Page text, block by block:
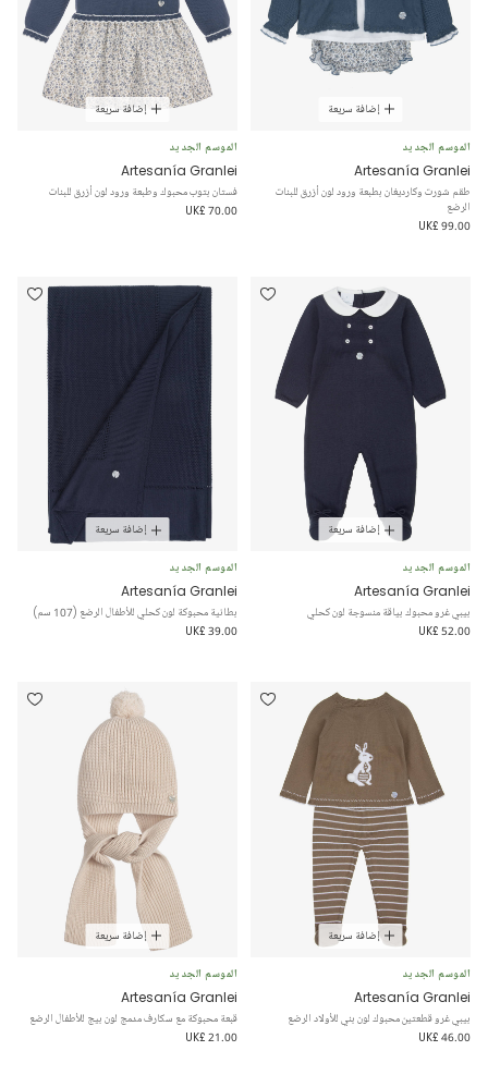
إضافة سريعة
الموسم الجديد
Artesanía Granlei
طقم شورت وكارديغان بطبعة ورود لون أزرق للبنات
الرضع
UK£ 99.00
إضافة سريعة
الموسم الجديد
Artesanía Granlei
فستان بتوب محبوك وطبعة ورود لون أزرق للبنات
UK£ 70.00
إضافة سريعة
الموسم الجديد
Artesanía Granlei
بيبي غرو محبوك بياقة منسوجة لون كحلي
UK£ 52.00
إضافة سريعة
الموسم الجديد
Artesanía Granlei
بطانية محبوكة لون كحلي للأطفال الرضع (107 سم)
UK£ 39.00
إضافة سريعة
الموسم الجديد
Artesanía Granlei
بيبي غرو قطعتين محبوك لون بني للأولاد الرضع
UK£ 46.00
إضافة سريعة
الموسم الجديد
Artesanía Granlei
قبعة محبوكة مع سكارف مدمج لون بيج للأطفال الرضع
UK£ 21.00